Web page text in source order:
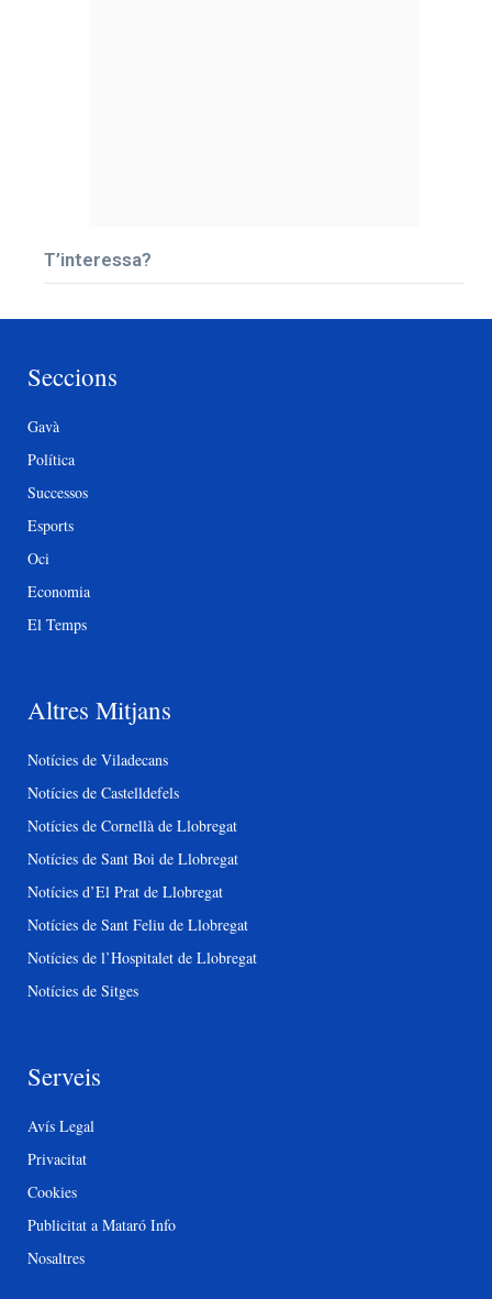
T’interessa?
Seccions
Gavà
Política
Successos
Esports
Oci
Economia
El Temps
Altres Mitjans
Notícies de Viladecans
Notícies de Castelldefels
Notícies de Cornellà de Llobregat
Notícies de Sant Boi de Llobregat
Notícies d’El Prat de Llobregat
Notícies de Sant Feliu de Llobregat
Notícies de l’Hospitalet de Llobregat
Notícies de Sitges
Serveis
Avís Legal
Privacitat
Cookies
Publicitat a Mataró Info
Nosaltres